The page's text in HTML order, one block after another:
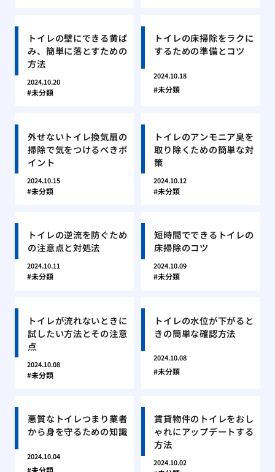
トイレの壁にできる黄ば
み、簡単に落とすための
方法
2024.10.20
未分類
トイレの床掃除をラクに
するための準備とコツ
2024.10.18
未分類
外せないトイレ換気扇の
掃除で気をつけるべきポ
イント
2024.10.15
未分類
トイレのアンモニア臭を
取り除くための簡単な対
策
2024.10.12
未分類
トイレの逆流を防ぐため
の注意点と対処法
2024.10.11
未分類
短時間でできるトイレの
床掃除のコツ
2024.10.09
未分類
トイレが流れないときに
試したい方法とその注意
点
2024.10.08
未分類
トイレの水位が下がると
きの簡単な確認方法
2024.10.08
未分類
悪質なトイレつまり業者
から身を守るための知識
2024.10.04
未分類
賃貸物件のトイレをおし
ゃれにアップデートする
方法
2024.10.02